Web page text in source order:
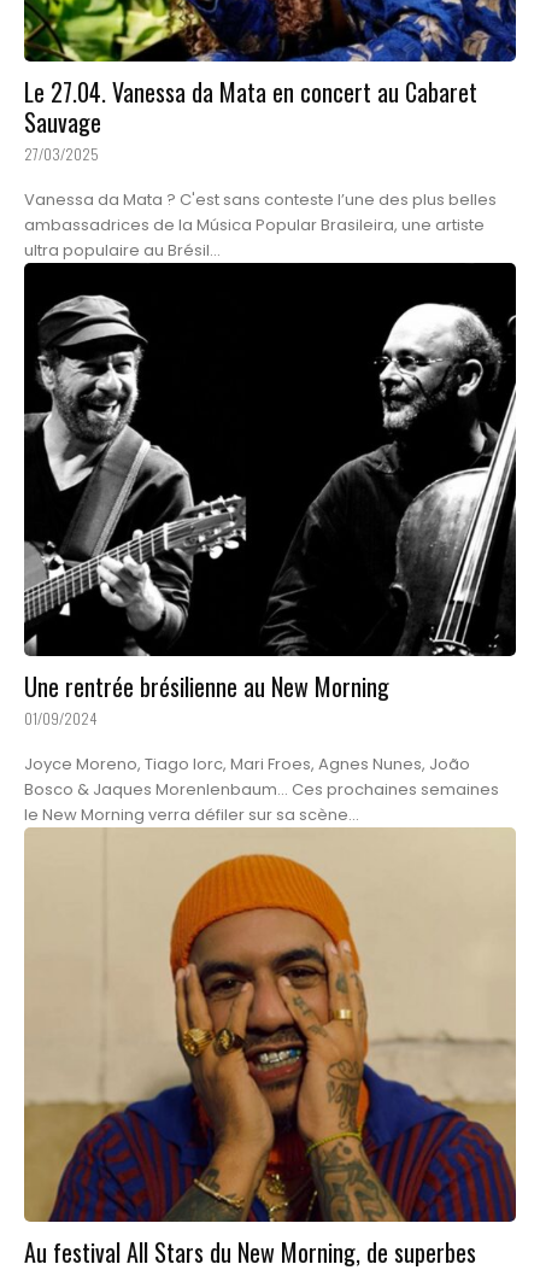
Le 27.04. Vanessa da Mata en concert au Cabaret
Sauvage
27/03/2025
Vanessa da Mata ? C'est sans conteste l’une des plus belles
ambassadrices de la Música Popular Brasileira, une artiste
ultra populaire au Brésil...
Une rentrée brésilienne au New Morning
01/09/2024
Joyce Moreno, Tiago Iorc, Mari Froes, Agnes Nunes, João
Bosco & Jaques Morenlenbaum... Ces prochaines semaines
le New Morning verra défiler sur sa scène...
Au festival All Stars du New Morning, de superbes